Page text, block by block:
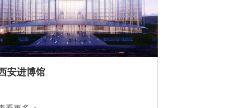
安进博馆